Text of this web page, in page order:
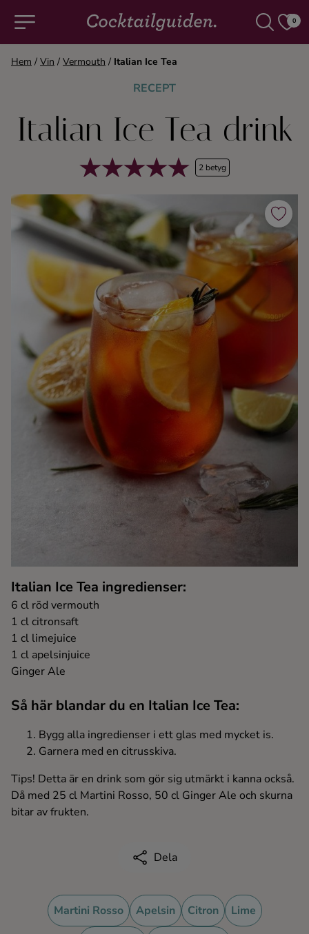
0
Alla cocktails & drinkar
Alkoholfritt
Champagne
Cocktails
Gin
Kaffe
Konjak
Likör
Shots
Tequila
Whisky
Ingredienser
Hem / Vin / Vermouth / Italian Ice Tea
RECEPT
Italian Ice Tea drink
2 betyg
Italian Ice Tea ingredienser:
6 cl röd vermouth
1 cl citronsaft
1 cl limejuice
1 cl apelsinjuice
Ginger Ale
Så här blandar du en Italian Ice Tea:
Bygg alla ingredienser i ett glas med mycket is.
Garnera med en citrusskiva.
Tips! Detta är en drink som gör sig utmärkt i kanna också.
Då med 25 cl Martini Rosso, 50 cl Ginger Ale och skurna
bitar av frukten.
Dela
Martini Rosso Apelsin Citron Lime